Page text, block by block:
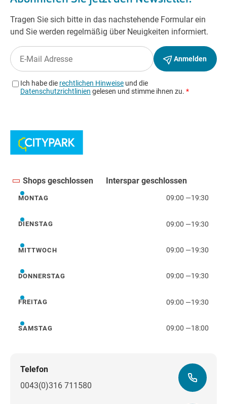
Shops geschlossen Interspar geschlossen
Montag
MONTAG 09:00 —19:30
Dienstag
DIENSTAG 09:00 —19:30
Mittwoch
MITTWOCH 09:00 —19:30
Donnerstag
DONNERSTAG 09:00 —19:30
Freitag
FREITAG 09:00 —19:30
Samstag
SAMSTAG 09:00 —18:00
Telefon
0043(0)316 711580